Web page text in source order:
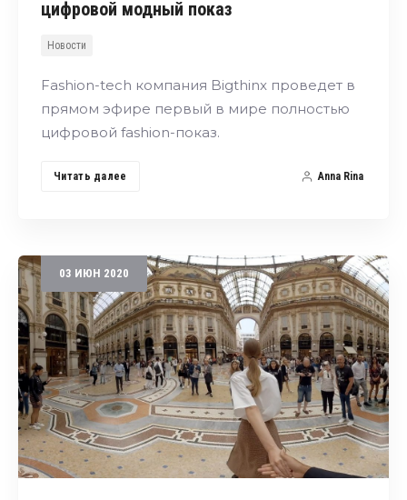
цифровой модный показ
Новости
Fashion-tech компания Bigthinx проведет в
прямом эфире первый в мире полностью
цифровой fashion-показ.
Читать далее Anna Rina
03 ИЮН 2020